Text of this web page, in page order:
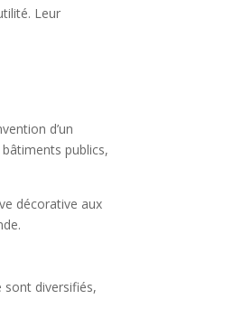
Leur
d’un
publics,
décorative aux
sont diversifiés,